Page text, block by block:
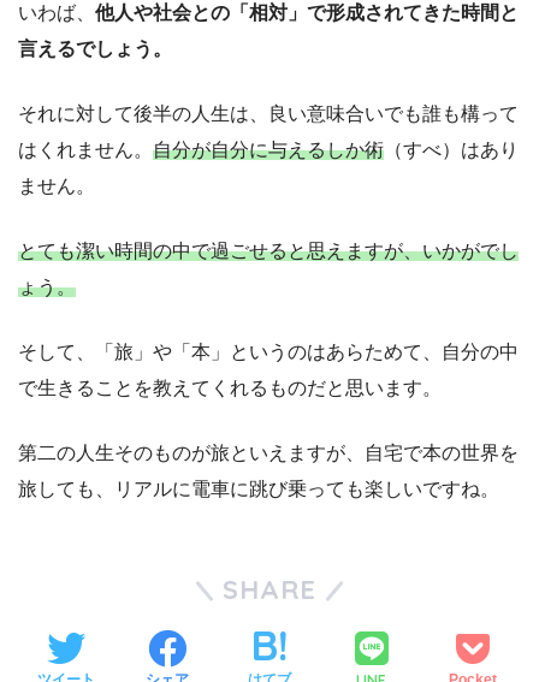
いわば、 他人や社会との「相対」で形成されてきた時間と
言えるでしょう。
それに対して後半の人生は、良い意味合いでも誰も構って
はくれません。 自分が自分に与えるしか術 （すべ）はあり
ません。
とても潔い時間の中で過ごせると思えますが、いかがでし
ょう。
そして、「旅」や「本」というのはあらためて、自分の中
で生きることを教えてくれるものだと思います。
第二の人生そのものが旅といえますが、自宅で本の世界を
旅しても、リアルに電車に跳び乗っても楽しいですね。
SHARE